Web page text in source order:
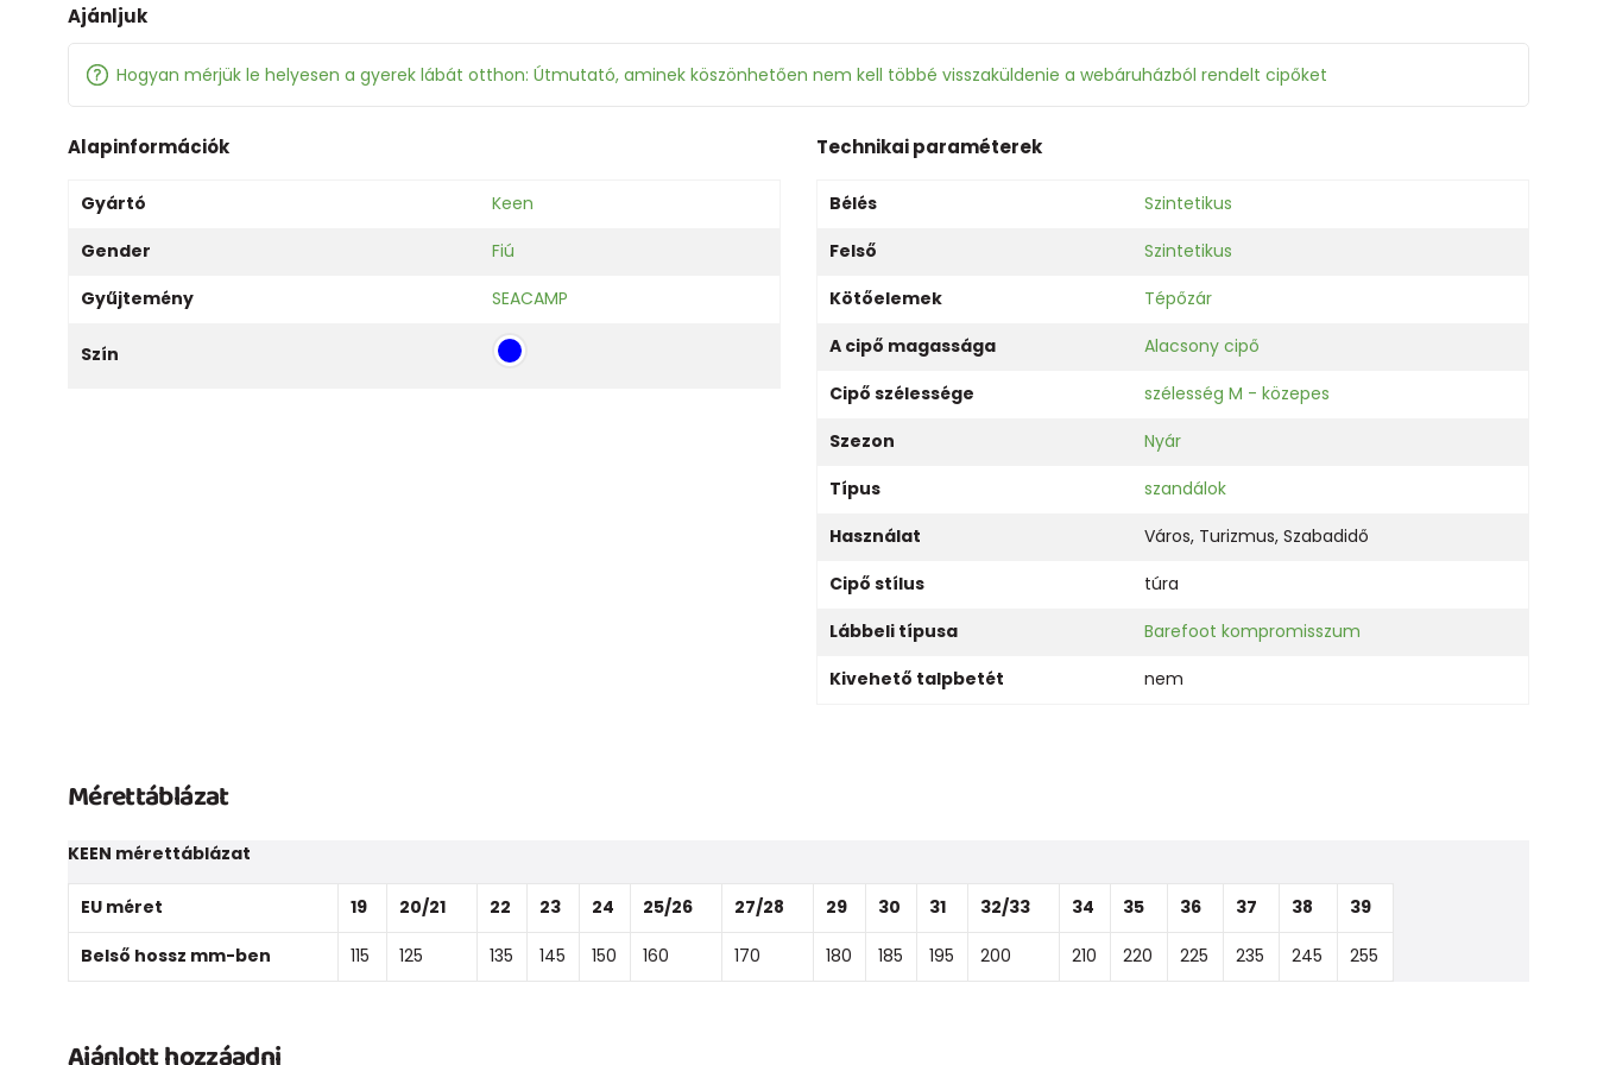
Ajánljuk
Hogyan mérjük le helyesen a gyerek lábát otthon: Útmutató, aminek köszönhetően nem kell többé visszaküldenie a webáruházból rendelt cipőket
Alapinformációk
Gyártó
Keen
Gender
Fiú
Gyűjtemény
SEACAMP
Szín
Technikai paraméterek
Bélés
Szintetikus
Felső
Szintetikus
Kötőelemek
Tépőzár
A cipő magassága
Alacsony cipő
Cipő szélessége
szélesség M - közepes
Szezon
Nyár
Típus
szandálok
Használat
Város, Turizmus, Szabadidő
Cipő stílus
túra
Lábbeli típusa
Barefoot kompromisszum
Kivehető talpbetét
nem
Mérettáblázat
KEEN mérettáblázat
EU méret 19 20/21 22 23 24 25/26 27/28 29 30 31 32/33 34 35 36 37 38 39
Belső hossz mm-ben 115 125 135 145 150 160 170 180 185 195 200 210 220 225 235 245 255